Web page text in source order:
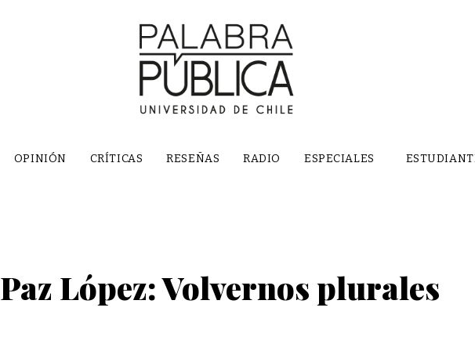
OPINIÓN CRÍTICAS RESEÑAS RADIO ESPECIALES
Paz López: Volvernos plurales